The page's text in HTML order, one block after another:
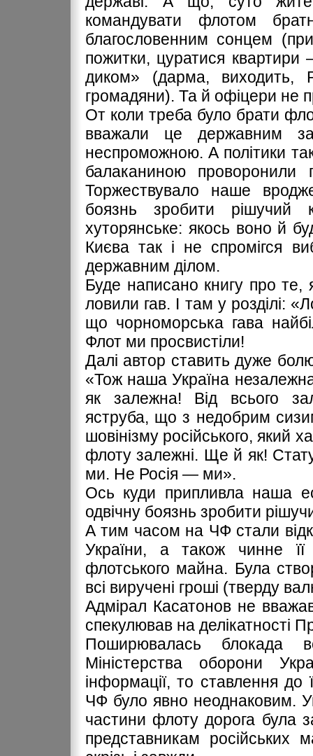
командувати флотом
благословенним сонцем
пожитки, цуратися
диком» (дарма, виходить,
громадяни). Та й офіцери не
От коли треба було брати
вважали це державним
неспроможною. А політики
балаканиною проворонили
Торжествувало наше
боязнь зробити рішучий
хуторянське: якось воно й
Києва так і не спромігся
державним ділом.
Буде написано книгу про те,
ловили гав. І там у розділі:
що чорноморська гава
Флот ми просвистіли!
Далі автор ставить дуже
«Тож наша Україна
як залежна! Від всього
яструба, що з недобрим
шовінізму російського, який
флоту залежні. Ще й як!
ми. Не Росія — ми».
Ось куди припливла наша
одвічну боязнь зробити
А тим часом на ЧФ стали
України, а також чинне її
флотського майна. Була
всі виручені гроші (тверду
Адмірал Касатонов не
спекулював на делікатності
Поширювалась блокада
Міністерства оборони
інформації, то ставлення до
ЧФ було явно неоднаковим.
частини флоту дорога була
представникам російських